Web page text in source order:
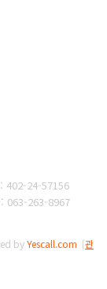
402-24-57156
063-263-8967
byYescall.com [관